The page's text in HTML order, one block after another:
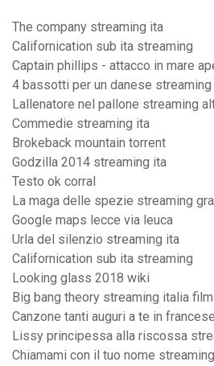
The company streaming ita
Californication sub ita streaming
Captain phillips - attacco in mare
4 bassotti per un danese
Lallenatore nel pallone streaming
Commedie streaming ita
Brokeback mountain torrent
Godzilla 2014 streaming ita
Testo ok corral
La maga delle spezie streaming
Google maps lecce via leuca
Urla del silenzio streaming ita
Californication sub ita streaming
Looking glass 2018 wiki
Big bang theory streaming italia film
Canzone tanti auguri a te in francese
Lissy principessa alla riscossa
Chiamami con il tuo nome